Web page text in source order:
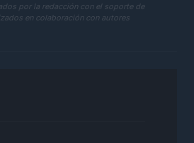
por la redacción con el soporte de
en colaboración con autores